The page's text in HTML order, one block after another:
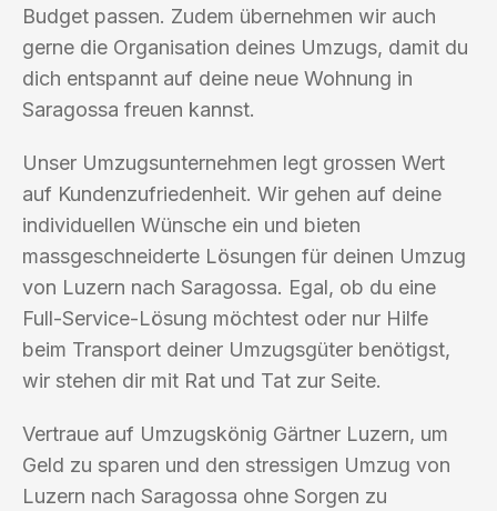
Budget passen. Zudem übernehmen wir auch
gerne die Organisation deines Umzugs, damit du
dich entspannt auf deine neue Wohnung in
Saragossa freuen kannst.
Unser Umzugsunternehmen legt grossen Wert
auf Kundenzufriedenheit. Wir gehen auf deine
individuellen Wünsche ein und bieten
massgeschneiderte Lösungen für deinen Umzug
von Luzern nach Saragossa. Egal, ob du eine
Full-Service-Lösung möchtest oder nur Hilfe
beim Transport deiner Umzugsgüter benötigst,
wir stehen dir mit Rat und Tat zur Seite.
Vertraue auf Umzugskönig Gärtner Luzern, um
Geld zu sparen und den stressigen Umzug von
Luzern nach Saragossa ohne Sorgen zu